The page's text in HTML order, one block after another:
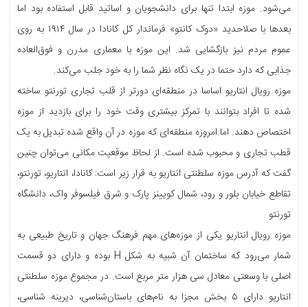
می‌شود. موزه ابتدا تنها برای دانشجویان و اساتید قابل استفاده بود اما
بعدها با صلاحدید «دوک کانتو» فرماندار کل کانادا در سال ۱۹۱۴ به روی
عموم مردم نیز بازگشایی شد. این موزه با معماری مدرن و فوق‌العاده
جذابی که دارد حتما در یک نگاه نظر شما را به خود جلب می‌کند.
موزه رویال انتاریو اساسا در منطقه‌ای دورتر از قلب تجاری تورنتو ساخته
شده تا افراد بتوانند با تمرکز بیشتری وقت خود را برای بازدید از موزه
اختصاص دهند. اما امروزه منطقه‌ای که موزه در آن واقع شده تبدیل به یک
قطب تجاری و محبوب شده است. از لحاظ موقعیت مکانی می‌توان چنین
گفت که آدرس موزه سلطنتی انتاریو به قرار زیر است: کانادا، انتاریو، تورنتو،
تقاطع خیابان بلور و رود، شمال کویینز پارک و شرق فیلسوفر واک، دانشگاه
تورنتو
موزه رویال انتاریو یکی از موزه‌های مهم فرهنگ جهان و تاریخ طبیعی به
شمار می‌رود که ساختمان آن شبیه به شکل H بوده و دارای دو قسمت
اصلی با وسعتی معادل سی هزار متر مربع است. در مجموع موزه سلطنتی
انتاریو دارای ۵ بخش مجزا به نام‌های باستان‌شناسی، دیرینه شناسی،